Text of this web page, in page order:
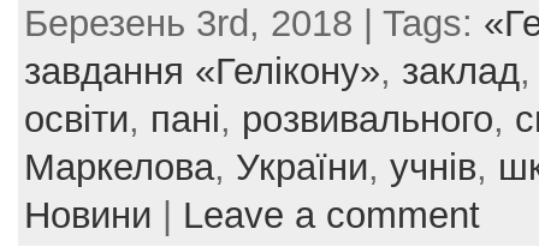
c
e
b
o
o
k
itt
er
er
e
st
ai
l
ar
e
Березень 3rd, 2018 | Tags:
завдання «Гелікону», заклад
освіти, пані, розвивального,
Маркелова, України, учнів,
Новини | Leave a comment